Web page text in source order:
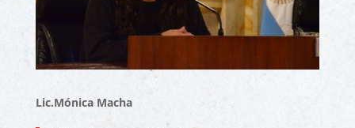
Lic.Mónica Macha